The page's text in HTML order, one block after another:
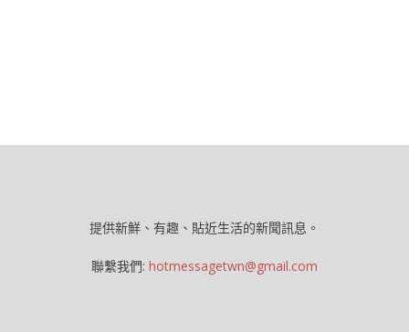
提供新鮮、有趣、貼近生活的新聞訊息。
聯繫我們: hotmessagetwn@gmail.com